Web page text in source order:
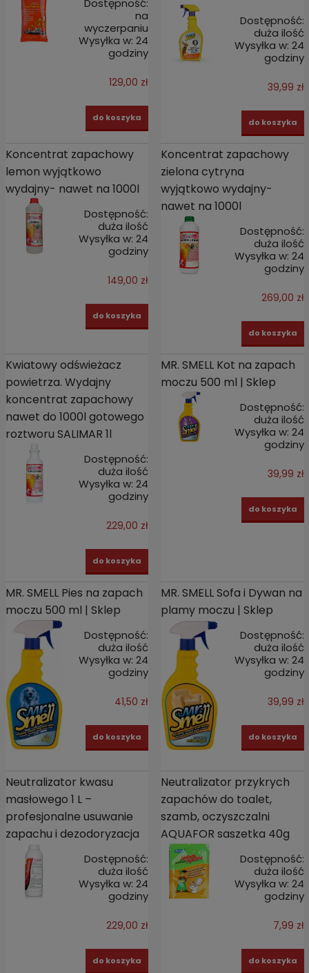
na
wyczerpaniu
Wysyłka w: 24
godziny
129,00 zł
do koszyka
Dostępność:
duża ilość
Wysyłka w: 24
godziny
39,99 zł
do koszyka
Koncentrat zapachowy
lemon wyjątkowo
wydajny- nawet na 1000l
Dostępność:
duża ilość
Wysyłka w: 24
godziny
149,00 zł
do koszyka
Koncentrat zapachowy
zielona cytryna
wyjątkowo wydajny-
nawet na 1000l
Dostępność:
duża ilość
Wysyłka w: 24
godziny
269,00 zł
do koszyka
Kwiatowy odświeżacz
powietrza. Wydajny
koncentrat zapachowy
nawet do 1000l gotowego
roztworu SALIMAR 1l
Dostępność:
duża ilość
Wysyłka w: 24
godziny
229,00 zł
do koszyka
MR. SMELL Kot na zapach
moczu 500 ml | Sklep
Dostępność:
duża ilość
Wysyłka w: 24
godziny
39,99 zł
do koszyka
MR. SMELL Pies na zapach
moczu 500 ml | Sklep
Dostępność:
duża ilość
Wysyłka w: 24
godziny
41,50 zł
do koszyka
MR. SMELL Sofa i Dywan na
plamy moczu | Sklep
Dostępność:
duża ilość
Wysyłka w: 24
godziny
39,99 zł
do koszyka
Neutralizator kwasu
masłowego 1 L –
profesjonalne usuwanie
zapachu i dezodoryzacja
Dostępność:
duża ilość
Wysyłka w: 24
godziny
229,00 zł
do koszyka
Neutralizator przykrych
zapachów do toalet,
szamb, oczyszczalni
AQUAFOR saszetka 40g
Dostępność:
duża ilość
Wysyłka w: 24
godziny
7,99 zł
do koszyka